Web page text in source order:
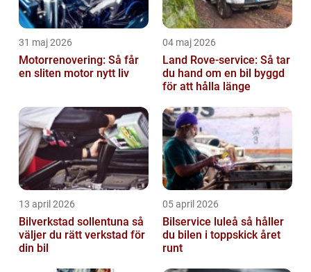
31 maj 2026
Motorrenovering: Så får
en sliten motor nytt liv
04 maj 2026
Land Rove-service: Så tar
du hand om en bil byggd
för att hålla länge
13 april 2026
Bilverkstad sollentuna så
väljer du rätt verkstad för
din bil
05 april 2026
Bilservice luleå så håller
du bilen i toppskick året
runt